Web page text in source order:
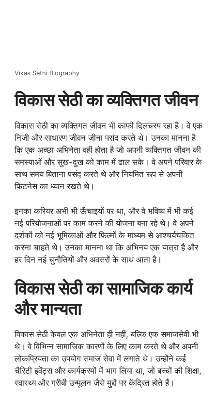
Vikas Sethi Biography
विकास सेठी का व्यक्तिगत जीवन
विकास सेठी का व्यक्तिगत जीवन भी काफी दिलचस्प रहा है। वे एक
निजी और साधारण जीवन जीना पसंद करते थे। उनका मानना है
कि एक अच्छा अभिनेता वही होता है जो अपनी व्यक्तिगत जीवन की
समस्याओं और सुख-दुख को काम में ढाल सके। वे अपने परिवार के
साथ समय बिताना पसंद करते थे और नियमित रूप से अपनी
फिटनेस का ध्यान रखते थे।
इनका करियर अभी भी ऊँचाइयों पर था, और वे भविष्य में भी कई
नई परियोजनाओं पर काम करने की योजना बना रहे थे। वे अपने
दर्शकों को नई भूमिकाओं और फिल्मों के माध्यम से आश्चर्यचकित
करना चाहते थे। उनका मानना था कि अभिनय एक यात्रा है और
हर दिन नई चुनौतियों और अवसरों के साथ आता है।
विकास सेठी का सामाजिक कार्य
और मान्यता
विकास सेठी केवल एक अभिनेता ही नहीं, बल्कि एक समाजसेवी भी
थे। वे विभिन्न सामाजिक कारणों के लिए काम करते थे और अपनी
लोकप्रियता का उपयोग समाज सेवा में लगाते थे। उन्होंने कई
चैरिटी इवेंट्स और कार्यक्रमों में भाग लिया था, जो बच्चों की शिक्षा,
स्वास्थ्य और गरीबी उन्मूलन जैसे मुद्दों पर केंद्रित होते हैं।